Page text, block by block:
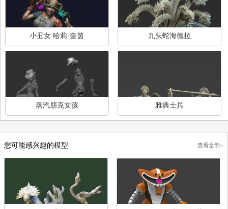
UUUUU
回复
小秋秋007其他模型素材 查
蒸汽朋克女孩 雅典士兵